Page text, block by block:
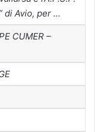
di Avio, per …
CUMER –